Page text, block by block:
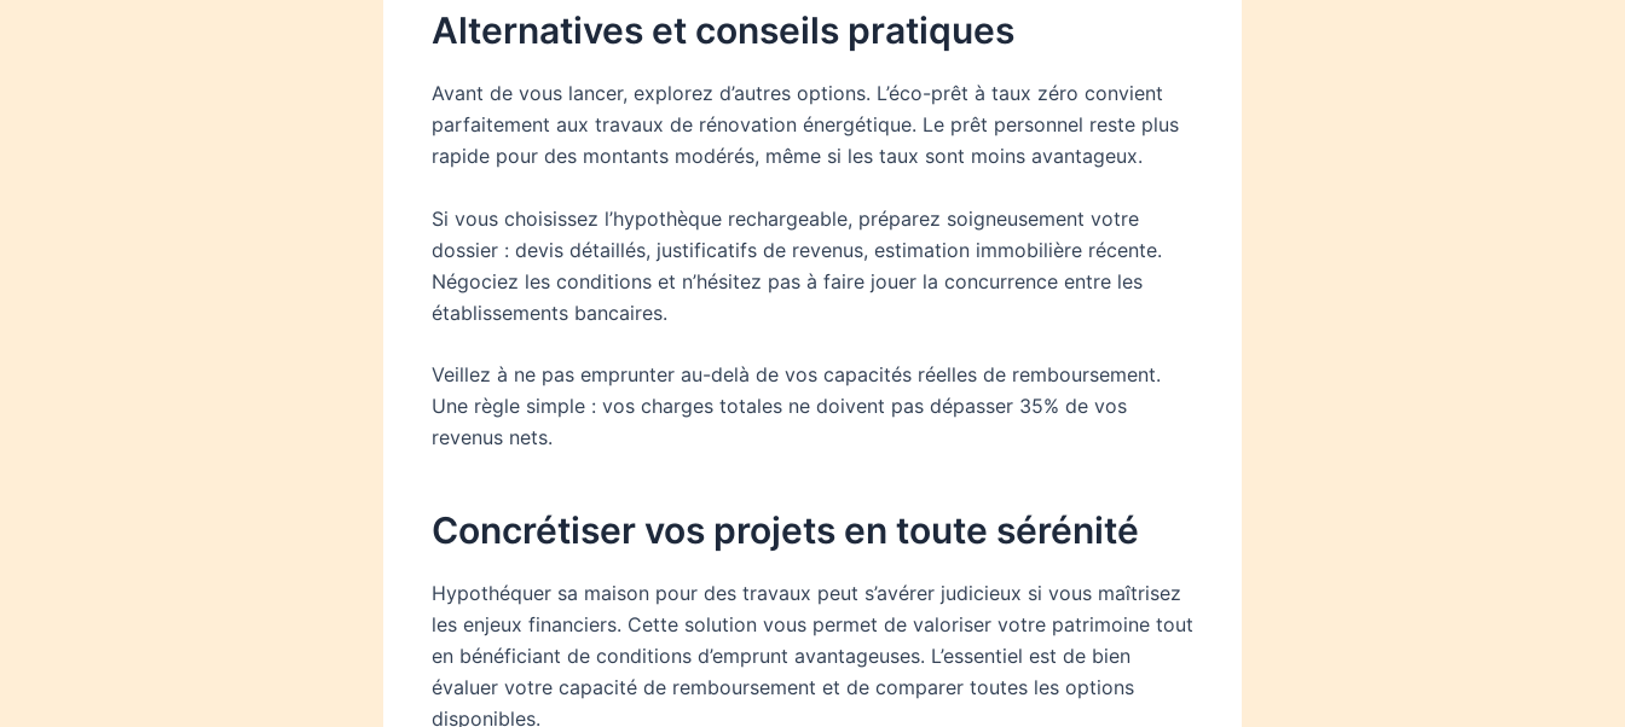
Alternatives et conseils pratiques
Avant de vous lancer, explorez d’autres options. L’éco-prêt à taux zéro convient
parfaitement aux travaux de rénovation énergétique. Le prêt personnel reste plus
rapide pour des montants modérés, même si les taux sont moins avantageux.
Si vous choisissez l’hypothèque rechargeable, préparez soigneusement votre
dossier : devis détaillés, justificatifs de revenus, estimation immobilière récente.
Négociez les conditions et n’hésitez pas à faire jouer la concurrence entre les
établissements bancaires.
Veillez à ne pas emprunter au-delà de vos capacités réelles de remboursement.
Une règle simple : vos charges totales ne doivent pas dépasser 35% de vos
revenus nets.
Concrétiser vos projets en toute sérénité
Hypothéquer sa maison pour des travaux peut s’avérer judicieux si vous maîtrisez
les enjeux financiers. Cette solution vous permet de valoriser votre patrimoine tout
en bénéficiant de conditions d’emprunt avantageuses. L’essentiel est de bien
évaluer votre capacité de remboursement et de comparer toutes les options
disponibles.